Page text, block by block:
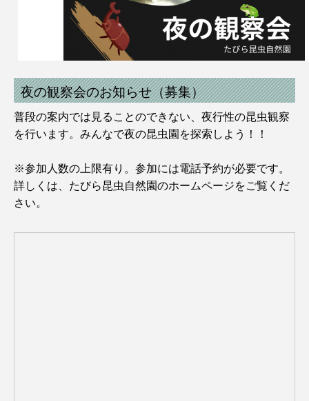
夜の観察会のお知らせ（募集）
普段の案内では見ることのできない、夜行性の昆虫観察
を行います。みんなで夜の昆虫園を探索しよう！！
※参加人数の上限有り。参加には電話予約が必要です。
詳しくは、たびら昆虫自然園のホームページをご覧くだ
さい。